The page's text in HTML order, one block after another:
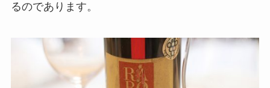
るのであります。